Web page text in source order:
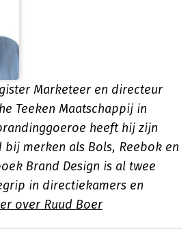
Marketeer en directeur
Teeken Maatschappij in
heeft hij zijn
merken als Bols, Reebok en
Brand Design is al twee
in directiekamers en
over Ruud Boer